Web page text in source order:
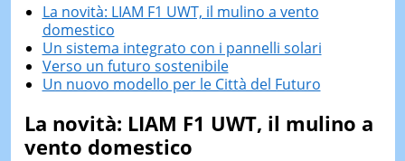
La novità: LIAM F1 UWT, il mulino a vento
domestico
Un sistema integrato con i pannelli solari
Verso un futuro sostenibile
Un nuovo modello per le Città del Futuro
La novità: LIAM F1 UWT, il mulino a
vento domestico